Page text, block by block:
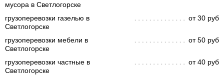
мусора в Светлогорске
грузоперевозки газелью в
Светлогорске
от 30 руб
грузоперевозки мебели в
Светлогорске
от 50 руб
грузоперевозки частные в
Светлогорске
от 40 руб